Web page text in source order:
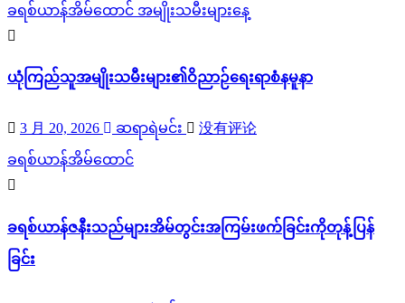
ခရစ်ယာန်အိမ်ထောင် အမျိုးသမီးများနေ့
ယုံကြည်သူအမျိုးသမီးများ၏ဝိညာဉ်ရေးရာစံနမူနာ
3 月 20, 2026 ဆရာရဲမင်း 没有评论
ခရစ်ယာန်အိမ်ထောင်
ခရစ်ယာန်ဇနီးသည်များအိမ်တွင်းအကြမ်းဖက်ခြင်းကိုတုန့်ပြန်
ခြင်း